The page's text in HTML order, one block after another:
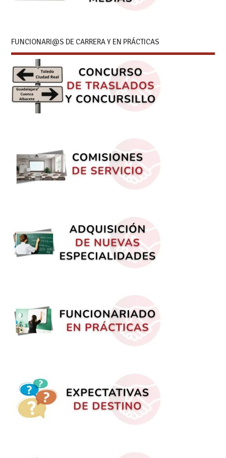
FUNCIONARI@S DE CARRERA Y EN PRÁCTICAS